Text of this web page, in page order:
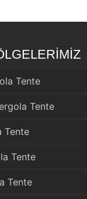
Tente
Tente
Tente
Tente
Tente